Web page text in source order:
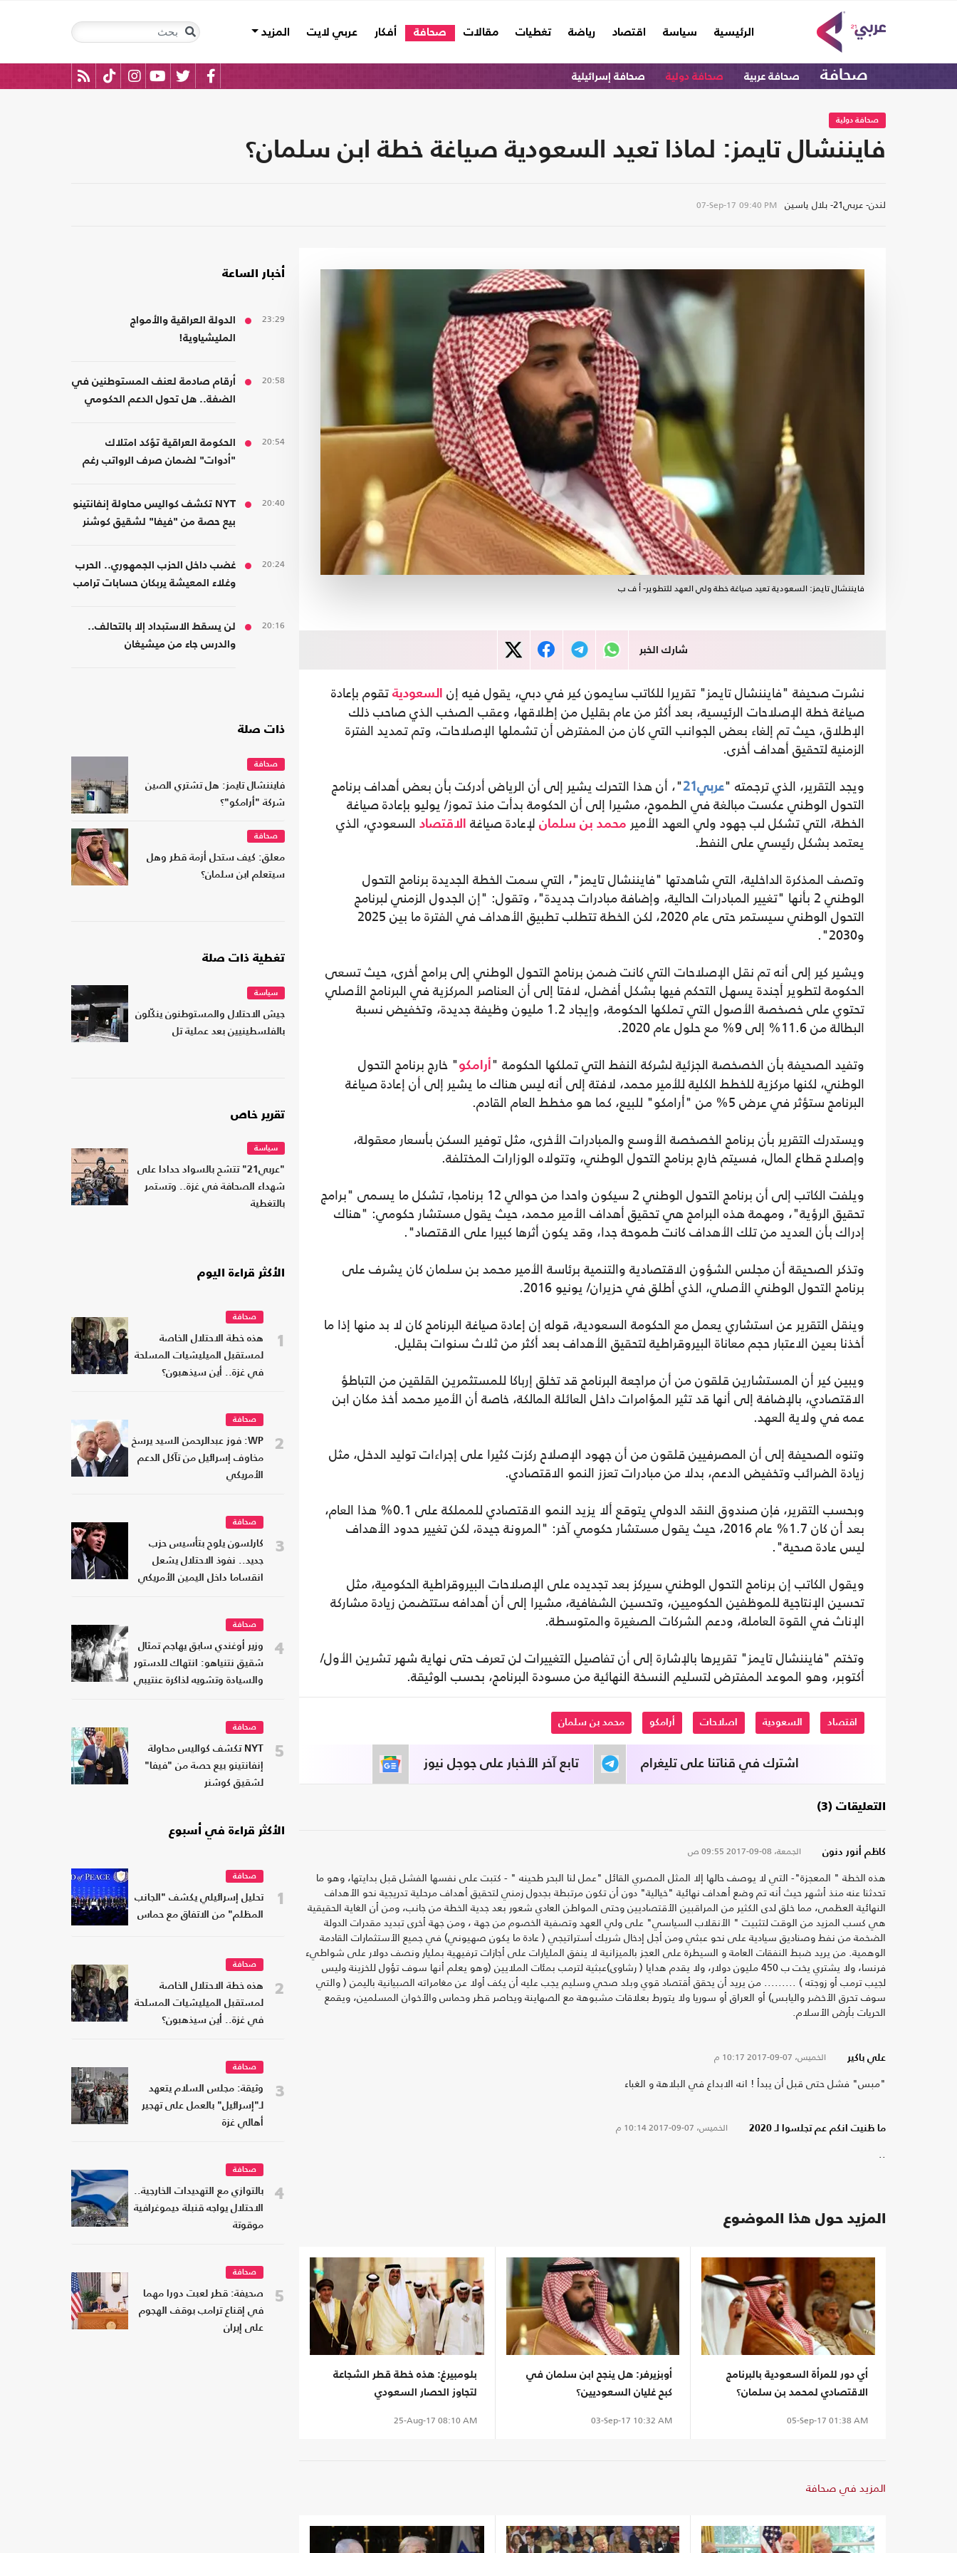
الرئيسية
(current) سياسة اقتصاد رياضة تغطيات مقالات صحافة أفكار عربي لايت المزيد
صحافة صحافة عربية صحافة دولية صحافة إسرائيلية
صحافة دولية
فايننشال تايمز: لماذا تعيد السعودية صياغة خطة ابن سلمان؟
لندن- عربي21- بلال ياسين 07-Sep-17 09:40 PM
فايننشال تايمز: السعودية تعيد صياغة خطة ولي العهد للتطوير- أ ف ب
شارك الخبر
نشرت صحيفة "فايننشال تايمز" تقريرا للكاتب سايمون كير في دبي، يقول فيه إن السعودية تقوم بإعادة
صياغة خطة الإصلاحات الرئيسية، بعد أكثر من عام بقليل من إطلاقها، وعقب الصخب الذي صاحب ذلك
الإطلاق، حيث تم إلغاء بعض الجوانب التي كان من المفترض أن تشملها الإصلاحات، وتم تمديد الفترة
الزمنية لتحقيق أهداف أخرى.
ويجد التقرير، الذي ترجمته "عربي21
"، أن هذا التحرك يشير إلى أن الرياض أدركت بأن بعض أهداف برنامج
التحول الوطني عكست مبالغة في الطموح، مشيرا إلى أن الحكومة بدأت منذ تموز/ يوليو بإعادة صياغة
الخطة، التي تشكل لب جهود ولي العهد الأمير محمد بن سلمان لإعادة صياغة الاقتصاد السعودي، الذي
يعتمد بشكل رئيسي على النفط.
وتصف المذكرة الداخلية، التي شاهدتها "فايننشال تايمز"، التي سمت الخطة الجديدة برنامج التحول
الوطني 2 بأنها "تغيير المبادرات الحالية، وإضافة مبادرات جديدة"، وتقول: "إن الجدول الزمني لبرنامج
التحول الوطني سيستمر حتى عام 2020، لكن الخطة تتطلب تطبيق الأهداف في الفترة ما بين 2025
و2030".
ويشير كير إلى أنه تم نقل الإصلاحات التي كانت ضمن برنامج التحول الوطني إلى برامج أخرى، حيث تسعى
الحكومة لتطوير أجندة يسهل التحكم فيها بشكل أفضل، لافتا إلى أن العناصر المركزية في البرنامج الأصلي
تحتوي على خصخصة الأصول التي تملكها الحكومة، وإيجاد 1.2 مليون وظيفة جديدة، وتخفيض نسبة
البطالة من 11.6% إلى 9% مع حلول عام 2020.
وتفيد الصحيفة بأن الخصخصة الجزئية لشركة النفط التي تملكها الحكومة " أرامكو" خارج برنامج التحول
الوطني، لكنها مركزية للخطط الكلية للأمير محمد، لافتة إلى أنه ليس هناك ما يشير إلى أن إعادة صياغة
البرنامج ستؤثر في عرض 5% من "أرامكو" للبيع، كما هو مخطط العام القادم.
ويستدرك التقرير بأن برنامج الخصخصة الأوسع والمبادرات الأخرى، مثل توفير السكن بأسعار معقولة،
وإصلاح قطاع المال، فسيتم خارج برنامج التحول الوطني، وتتولاه الوزارات المختلفة.
ويلفت الكاتب إلى أن برنامج التحول الوطني 2 سيكون واحدا من حوالي 12 برنامجا، تشكل ما يسمى "برامج
تحقيق الرؤية"، ومهمة هذه البرامج هي تحقيق أهداف الأمير محمد، حيث يقول مستشار حكومي: "هناك
إدراك بأن العديد من تلك الأهداف كانت طموحة جدا، وقد يكون أثرها كبيرا على الاقتصاد".
وتذكر الصحيقة أن مجلس الشؤون الاقتصادية والتنمية برئاسة الأمير محمد بن سلمان كان يشرف على
برنامج التحول الوطني الأصلي، الذي أطلق في حزيران/ يونيو 2016.
وينقل التقرير عن استشاري يعمل مع الحكومة السعودية، قوله إن إعادة صياغة البرنامج كان لا بد منها إذا ما
أخذنا بعين الاعتبار حجم معاناة البيروقراطية لتحقيق الأهداف بعد أكثر من ثلاث سنوات بقليل.
ويبين كير أن المستشارين قلقون من أن مراجعة البرنامج قد تخلق إرباكا للمستثمرين القلقين من التباطؤ
الاقتصادي، بالإضافة إلى أنها قد تثير المؤامرات داخل العائلة المالكة، خاصة أن الأمير محمد أخذ مكان ابن
عمه في ولاية العهد.
وتنوه الصحيفة إلى أن المصرفيين قلقون من أن جهود الإصلاح ركزت كثيرا على إجراءات توليد الدخل، مثل
زيادة الضرائب وتخفيض الدعم، بدلا من مبادرات تعزز النمو الاقتصادي.
وبحسب التقرير، فإن صندوق النقد الدولي يتوقع ألا يزيد النمو الاقتصادي للمملكة على 0.1% هذا العام،
بعد أن كان 1.7% عام 2016، حيث يقول مستشار حكومي آخر: "المرونة جيدة، لكن تغيير حدود الأهداف
ليس عادة صحية".
ويقول الكاتب إن برنامج التحول الوطني سيركز بعد تجديده على الإصلاحات البيروقراطية الحكومية، مثل
تحسين الإنتاجية للموظفين الحكوميين، وتحسين الشفافية، مشيرا إلى أن أهدافه ستتضمن زيادة مشاركة
الإناث في القوة العاملة، ودعم الشركات الصغيرة والمتوسطة.
وتختم "فايننشال تايمز" تقريرها بالإشارة إلى أن تفاصيل التغييرات لن تعرف حتى نهاية شهر تشرين الأول/
أكتوبر، وهو الموعد المفترض لتسليم النسخة النهائية من مسودة البرنامج، بحسب الوثيقة.
اقتصاد السعودية اصلاحات أرامكو محمد بن سلمان
تابع آخر الأخبار على جوجل نيوز اشترك في قناتنا على تليغرام
التعليقات (3)
كاظم أنور دنون الجمعة، 08-09-2017 09:55 ص
هذه الخطة " المعجزة"- التي لا يوصف حالها إلا المثل المصري القائل "عمل لنا البحر طحينه " - كتبت على نفسها الفشل قبل بدايتها، وهو ما
تحدثنا عنه منذ أشهر حيث أنه تم وضع أهداف نهائية "خيالية" دون أن تكون مرتبطة بجدول زمني لتحقيق أهداف مرحلية تدريجية نحو الأهداف
النهائية العظمى، مما خلق لدى الكثير من المراقبين الأقتصاديين وحتى المواطن العادي شعور بعد جدية الخطة من جانب، ومن أن الغاية الحقيقية
هي كسب المزيد من الوقت لتثبيت " الأنقلاب السياسي" على ولي العهد وتصفية الخصوم من جهة ، ومن جهة أخرى تبديد مقدرات الدولة
الضخمة من نفط وصناديق سيادية على نحو عبثي ومن أجل إدخال شريك أستراتيجي ( عادة ما يكون صهيوني) في جميع الأستثمارات القادمة
الوهمية. من يريد ضبط النفقات العامة و السيطرة على العجز بالميزانية لا ينفق المليارات على أجازات ترفيهية بمليار ونصف دولار على شواطيء
فرنسا، ولا يشتري يخت ب 450 مليون دولار، ولا يقدم هدايا ( رشاوى)عبثية لترمب بمئات الملايين (وهو يعلم أنها سوف تؤول للخزينة وليس
لجيب ترمب أو زوجته ) ......... من يريد أن يحقق أقتصاد قوي وبلد صحي وسليم يجب عليه أن يكف أولا عن مغامراته الصبيانية باليمن ( والتي
سوف تحرق الأخضر واليابس) أو العراق أو سوريا ولا يتورط بعلاقات مشبوهة مع الصهاينة ويحاصر قطر وحماس والأخوان المسلمين، ويقمع
الحريات بأرض الأسلام.
علي باكير الخميس، 07-09-2017 10:17 م
"مبس" فشل حتى قبل أن يبدأ ! انه الابداع في البلاهة و الغباء
ما ظنيت انكم عم تجلسوا لـ 2020 الخميس، 07-09-2017 10:14 م
..
المزيد حول هذا الموضوع
أي دور للمرأة السعودية بالبرنامج
الاقتصادي لمحمد بن سلمان؟
05-Sep-17 01:38 AM
أوبزيرفر: هل ينجح ابن سلمان في
كبح غليان السعوديين؟
03-Sep-17 10:32 AM
بلومبيرغ: هذه خطة قطر الشجاعة
لتجاوز الحصار السعودي
25-Aug-17 08:10 AM
المزيد في صحافة
أخبار الساعة
23:29
الدولة العراقية والأمواج
المليشياوية!
20:58
أرقام صادمة لعنف المستوطنين في
الضفة.. هل تحول الدعم الحكومي
20:54
الحكومة العراقية تؤكد امتلاك
"أدوات" لضمان صرف الرواتب رغم
20:40
NYT تكشف كواليس محاولة إنفانتينو
بيع حصة من "فيفا" لشقيق كوشنر
20:24
غضب داخل الحزب الجمهوري.. الحرب
وغلاء المعيشة يربكان حسابات ترامب
20:16
لن يسقط الاستبداد إلا بالتحالف..
والدرس جاء من ميشيغان
ذات صلة
صحافة
فايننشال تايمز: هل تشتري الصين
شركة "أرامكو"؟
صحافة
معلق: كيف ستحل أزمة قطر وهل
سيتعلم ابن سلمان؟
تغطية ذات صلة
سياسة
جيش الاحتلال والمستوطنون ينكّلون
بالفلسطينيين بعد عملية تل
تقرير خاص
سياسة
"عربي21" تتشح بالسواد حدادا على
شهداء الصحافة في غزة.. وتستمر
بالتغطية
الأكثر قراءة اليوم
1
صحافة
هذه خطة الاحتلال الخاصة
لمستقبل الميليشيات المسلحة
في غزة.. أين سيذهبون؟
2
صحافة
WP: فوز عبدالرحمن السيد يرسخ
مخاوف إسرائيل من تآكل الدعم
الأمريكي
3
صحافة
كارلسون يلوح بتأسيس حزب
جديد.. نفوذ الاحتلال يشعل
انقساما داخل اليمين الأمريكي
4
صحافة
وزير أوغندي سابق يهاجم تمثال
شقيق نتنياهو: انتهاك للدستور
والسيادة وتشويه لذاكرة عنتيبي
5
صحافة
NYT تكشف كواليس محاولة
إنفانتينو بيع حصة من "فيفا"
لشقيق كوشنر
الأكثر قراءة في أسبوع
1
صحافة
تحليل إسرائيلي يكشف "الجانب
المظلم" من الاتفاق مع حماس
2
صحافة
هذه خطة الاحتلال الخاصة
لمستقبل الميليشيات المسلحة
في غزة.. أين سيذهبون؟
3
صحافة
وثيقة: مجلس السلام يتعهد
لـ"إسرائيل" بالعمل على تهجير
أهالي غزة
4
صحافة
بالتوازي مع التهديدات الخارجية..
الاحتلال يواجه قنبلة ديموغرافية
موقوتة
5
صحافة
صحيفة: قطر لعبت دورا مهما
في إقناع ترامب بوقف الهجوم
على إيران